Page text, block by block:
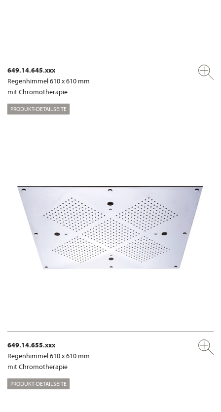
649.14.645.xxx
Regenhimmel 610 x 610 mm
mit Chromotherapie
PRODUKT-DETAILSEITE
649.14.655.xxx
Regenhimmel 610 x 610 mm
mit Chromotherapie
PRODUKT-DETAILSEITE